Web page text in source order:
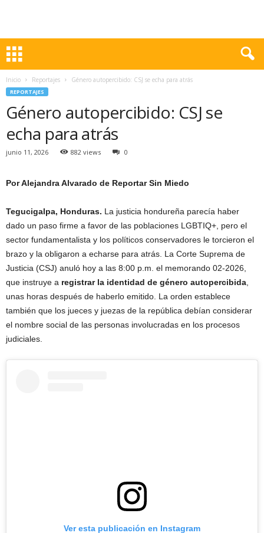
Inicio Reportajes Género autopercibido: CSJ se echa para atrás
REPORTAJES
Género autopercibido: CSJ se
echa para atrás
junio 11, 2026 882 views 0
Por Alejandra Alvarado de Reportar Sin Miedo
Tegucigalpa, Honduras. La justicia hondureña parecía haber
dado un paso firme a favor de las poblaciones LGBTIQ+, pero el
sector fundamentalista y los políticos conservadores le torcieron el
brazo y la obligaron a echarse para atrás. La Corte Suprema de
Justicia (CSJ) anuló hoy a las 8:00 p.m. el memorando 02-2026,
que instruye a registrar la identidad de género autopercibida
unas horas después de haberlo emitido. La orden establece
también que los jueces y juezas de la república debían considerar
el nombre social de las personas involucradas en los procesos
judiciales.
Ver esta publicación en Instagram